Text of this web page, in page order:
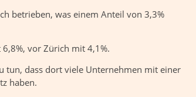
betrieben, was einem Anteil von 3,3%
vor Zürich mit 4,1%.
tun, dass dort viele Unternehmen mit einer
haben.